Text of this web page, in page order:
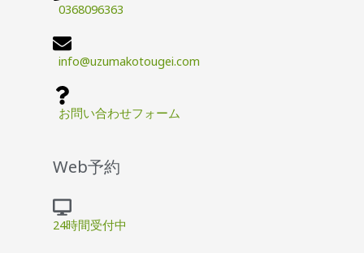
0368096363
info@uzumakotougei.com
お問い合わせフォーム
Web予約
24時間受付中